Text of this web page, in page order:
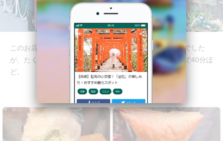
このお店で有名なのが、かき氷！まだまだ風の冷たい日でした
が、たくさんの人が並んでました。だいたい席に着くまで40分ほ
ど。